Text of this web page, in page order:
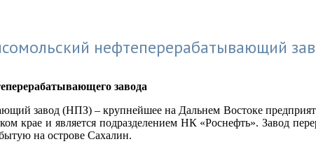
нефтеперерабатывающий
завода
завод (НПЗ) – крупнейшее на Дальнем Востоке
крае и является подразделением НК «Роснефть». Завод
на острове Сахалин.